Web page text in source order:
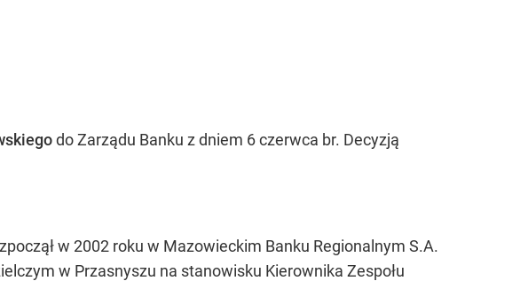
do Zarządu Banku z dniem 6 czerwca br. Decyzją
w 2002 roku w Mazowieckim Banku Regionalnym S.A.
w Przasnyszu na stanowisku Kierownika Zespołu